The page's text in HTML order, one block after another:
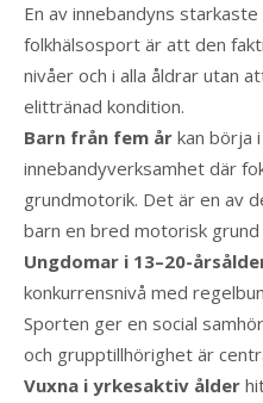
En av innebandyns
folkhälsosport är att den
nivåer och i alla åldrar utan
elittränad kondition.
Barn från fem år kan börja
innebandyverksamhet där
grundmotorik. Det är en av
barn en bred motorisk
Ungdomar i 13–20-
konkurrensnivå med
Sporten ger en social
och grupptillhörighet är
Vuxna i yrkesaktiv ålder